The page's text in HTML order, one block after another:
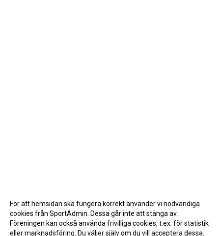
För att hemsidan ska fungera korrekt använder vi nödvändiga
cookies från SportAdmin. Dessa går inte att stänga av.
Föreningen kan också använda frivilliga cookies, t.ex. för statistik
eller marknadsföring. Du väljer själv om du vill acceptera dessa.